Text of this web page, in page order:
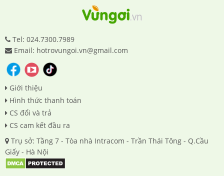
Tel: 024.7300.7989
Email: hotrovungoi.vn@gmail.com
Giới thiệu
Hình thức thanh toán
CS đổi và trả
CS cam kết đầu ra
Trụ sở: Tầng 7 - Tòa nhà Intracom - Trần Thái Tông - Q.Cầu
Giấy - Hà Nội